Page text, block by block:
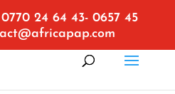
24 64 43- 0657 45